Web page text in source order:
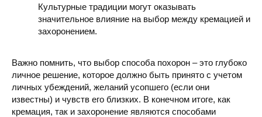
Культурные традиции могут оказывать
значительное влияние на выбор между кремацией и
захоронением.
Важно помнить, что выбор способа похорон – это глубоко
личное решение, которое должно быть принято с учетом
личных убеждений, желаний усопшего (если они
известны) и чувств его близких. В конечном итоге, как
кремация, так и захоронение являются способами